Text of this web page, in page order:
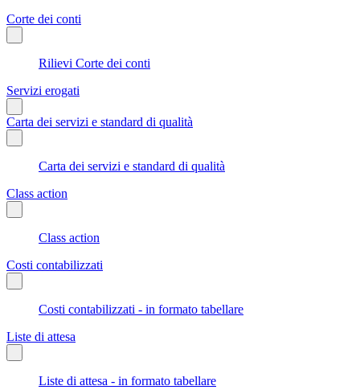
Corte dei conti
Rilievi Corte dei conti
Servizi erogati
Carta dei servizi e standard di qualità
Carta dei servizi e standard di qualità
Class action
Class action
Costi contabilizzati
Costi contabilizzati - in formato tabellare
Liste di attesa
Liste di attesa - in formato tabellare